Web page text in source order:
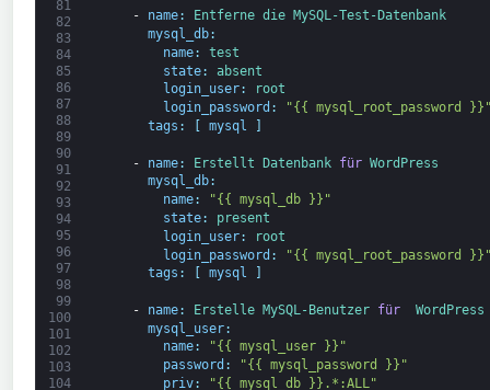
81
82
83
84
85
86
87
88
89
90
91
92
93
94
95
96
97
98
99
100
101
102
103
104
- name: Entferne die MySQL-Test- Datenbank
mysql_db:
name:
test
state:
absent
login_user:
root
login_password :
"{{ mysql_root_password
tags : mysql
- name: Erstellt Datenbank für WordPress
mysql_db:
name:
"{{ mysql_db }}"
state:
present
login_user:
root
login_password :
"{{ mysql_root_password
tags : mysql
- name: Erstelle MySQL-Benutzer für
WordPress
mysql_user:
name:
"{{ mysql_user }}"
password :
"{{ mysql_password }}"
priv:
"{{ mysql_db }}.*:ALL"